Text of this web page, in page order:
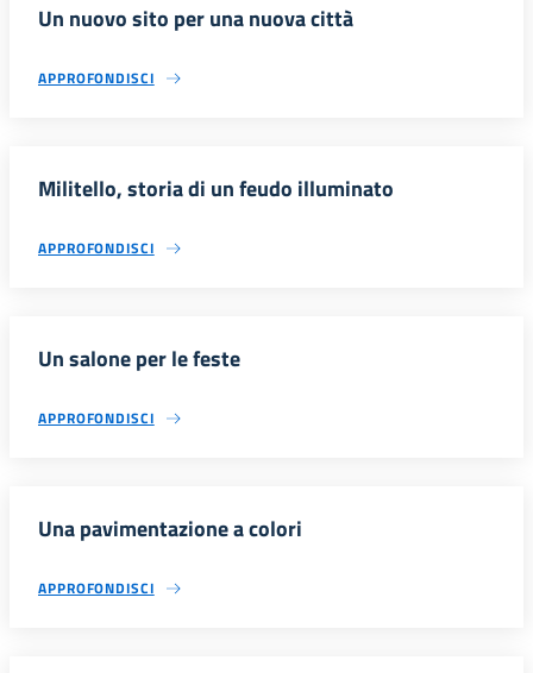
Un nuovo sito per una nuova città
APPROFONDISCI
Militello, storia di un feudo illuminato
APPROFONDISCI
Un salone per le feste
APPROFONDISCI
Una pavimentazione a colori
APPROFONDISCI